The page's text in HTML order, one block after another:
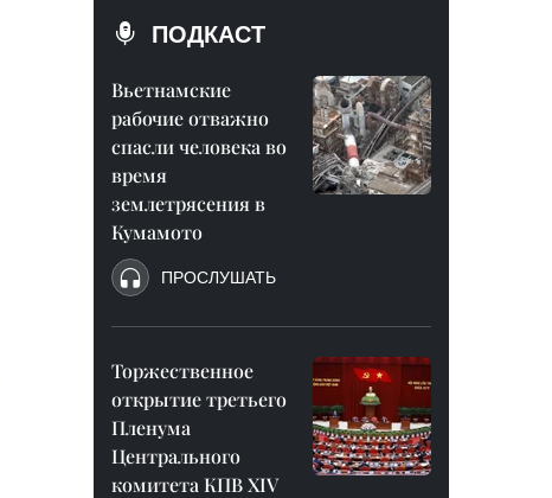
ПОДКАСТ
Вьетнамские
рабочие отважно
спасли человека во
время
землетрясения в
Кумамото
ПРОСЛУШАТЬ
Торжественное
открытие третьего
Пленума
Центрального
комитета КПВ XIV